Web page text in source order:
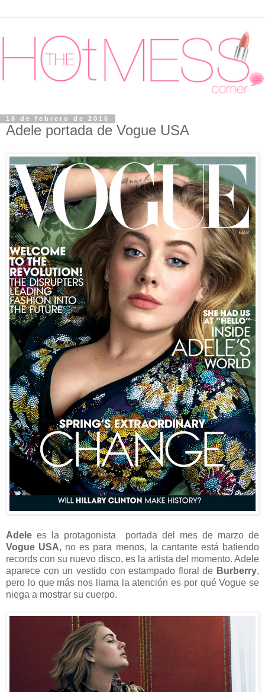
16 de febrero de 2016
Adele portada de Vogue USA
Adele es la protagonista portada del mes de marzo de
Vogue USA, no es para menos, la cantante está batiendo
records con su nuevo disco, es la artista del momento. Adele
aparece con un vestido con estampado floral de Burberry,
pero lo que más nos llama la atención es por qué Vogue se
niega a mostrar su cuerpo.